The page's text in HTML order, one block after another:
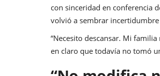
con sinceridad en conferencia
volvió a sembrar
“Necesito descansar. Mi
en claro que todavía no tomó